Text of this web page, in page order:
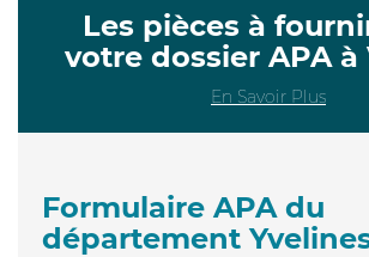
Les pièces à
votre dossier APA
En Savoir Plus
Formulaire APA du
département